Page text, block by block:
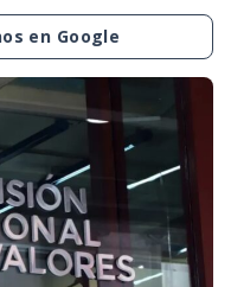
en Google